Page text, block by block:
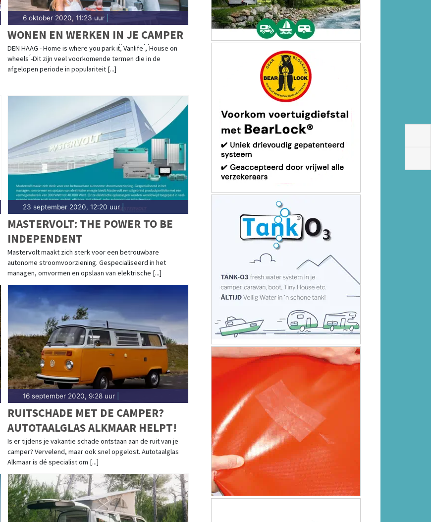
6 oktober 2020, 11:23 uur|
WONEN EN WERKEN IN JE CAMPER
DEN HAAG - Home is where you park it́,́ Vanlife ́, ́House on
wheels ́-Dit zijn veel voorkomende termen die in de
afgelopen periode in populariteit [...]
23 september 2020, 12:20 uur|
MASTERVOLT: THE POWER TO BE
INDEPENDENT
Mastervolt maakt zich sterk voor een betrouwbare
autonome stroomvoorziening. Gespecialiseerd in het
managen, omvormen en opslaan van elektrische [...]
16 september 2020, 9:28 uur|
RUITSCHADE MET DE CAMPER?
AUTOTAALGLAS ALKMAAR HELPT!
Is er tijdens je vakantie schade ontstaan aan de ruit van je
camper? Vervelend, maar ook snel opgelost. Autotaalglas
Alkmaar is dé specialist om [...]